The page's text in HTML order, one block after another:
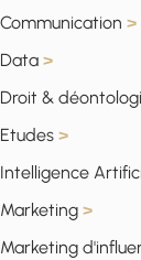
Communication >
Data >
Droit &
Etudes >
Intelligence
Marketing >
Marketing